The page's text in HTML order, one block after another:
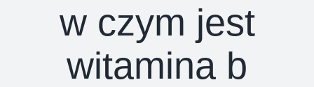
w czym jest
witamina b